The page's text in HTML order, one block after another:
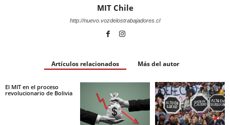
MIT Chile
http://nuevo.vozdelostrabajadores.cl
Artículos relacionados Más del autor
El MIT en el proceso
revolucionario de Bolivia